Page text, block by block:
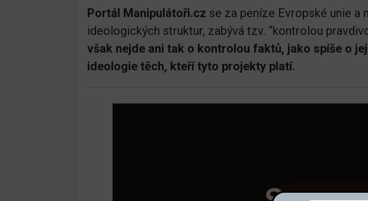
Portál Manipulátoři.cz se za peníze Evropské unie a
ideologických struktur, zabývá tzv. “kontrolou
však nejde ani tak o kontrolou faktů, jako spíše o
ideologie těch, kteří tyto projekty platí.